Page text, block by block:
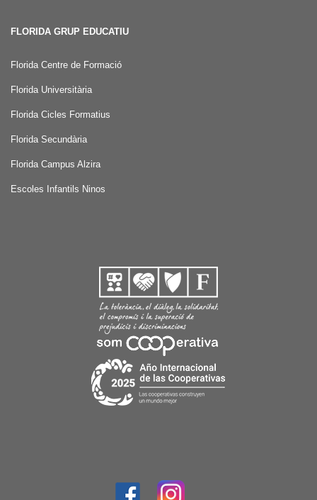
FLORIDA GRUP EDUCATIU
Florida Centre de Formació
Florida Universitària
Florida Cicles Formatius
Florida Secundària
Florida Campus Alzira
Escoles Infantils Ninos